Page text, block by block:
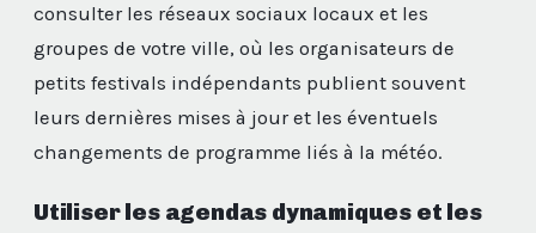
consulter les réseaux sociaux locaux et les
groupes de votre ville, où les organisateurs de
petits festivals indépendants publient souvent
leurs dernières mises à jour et les éventuels
changements de programme liés à la météo.
Utiliser les agendas dynamiques et les